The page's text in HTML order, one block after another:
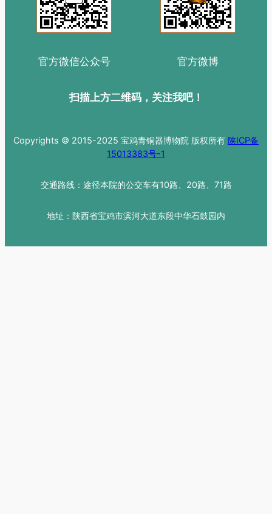
官方微信公众号 官方微博
扫描上方二维码，关注我吧！
Copyrights © 2015-2025 宝鸡青铜器博物院 版权所有 陕ICP备
15013383号-1
交通路线：途径本院的公交车有10路、20路、71路
地址：陕西省宝鸡市滨河大道东段中华石鼓园内